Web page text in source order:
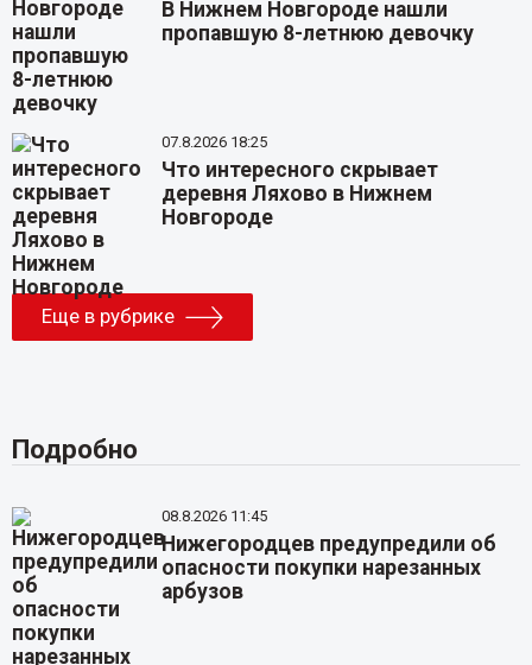
В Нижнем Новгороде нашли
пропавшую 8-летнюю девочку
07.8.2026 18:25
Что интересного скрывает
деревня Ляхово в Нижнем
Новгороде
Еще в рубрике
Подробно
08.8.2026 11:45
Нижегородцев предупредили об
опасности покупки нарезанных
арбузов